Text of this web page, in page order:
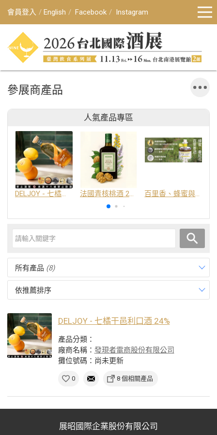
會員登入 English Facebook Instagram
參展商產品
人氣產品專區
DELJOY - 七橘干邑利口酒 24% 法國青核桃酒 25% 百里香、蜂蜜與番紅花酒
所有產品 (8)
依推薦排序
DELJOY - 七橘干邑利口酒 24%
產品分類：
廠商名稱： 發現者電商股份有限公司
攤位號碼：尚未更新
0 8 個相關產品
展昭國際企業股份有限公司